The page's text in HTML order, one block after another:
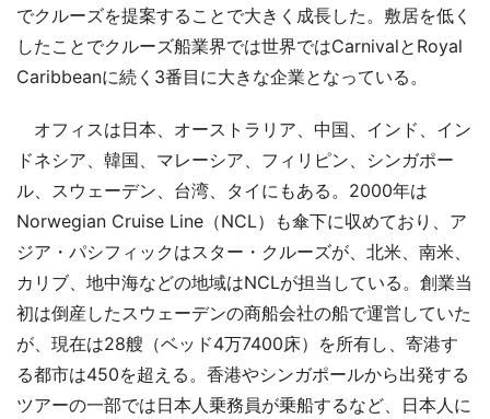
でクルーズを提案することで大きく成長した。敷居を低く
したことでクルーズ船業界では世界ではCarnivalとRoyal
Caribbeanに続く3番目に大きな企業となっている。
オフィスは日本、オーストラリア、中国、インド、イン
ドネシア、韓国、マレーシア、フィリピン、シンガポー
ル、スウェーデン、台湾、タイにもある。2000年は
Norwegian Cruise Line（NCL）も傘下に収めており、ア
ジア・パシフィックはスター・クルーズが、北米、南米、
カリブ、地中海などの地域はNCLが担当している。創業当
初は倒産したスウェーデンの商船会社の船で運営していた
が、現在は28艘（ベッド4万7400床）を所有し、寄港す
る都市は450を超える。香港やシンガポールから出発する
ツアーの一部では日本人乗務員が乗船するなど、日本人に